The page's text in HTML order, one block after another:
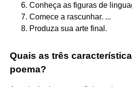
Conheça as figuras de
Comece a rascunhar. ...
Produza sua arte final.
Quais as três
poema?